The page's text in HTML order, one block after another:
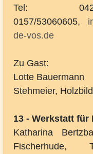
Tel:
0157/53060605,
de-vos.de
Zu Gast:
Lotte Bauermann
Stehmeier,
13 - Werkstatt für
Katharina
Fischerhude,